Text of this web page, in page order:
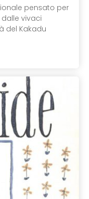
pensato per
vivaci
del Kakadu